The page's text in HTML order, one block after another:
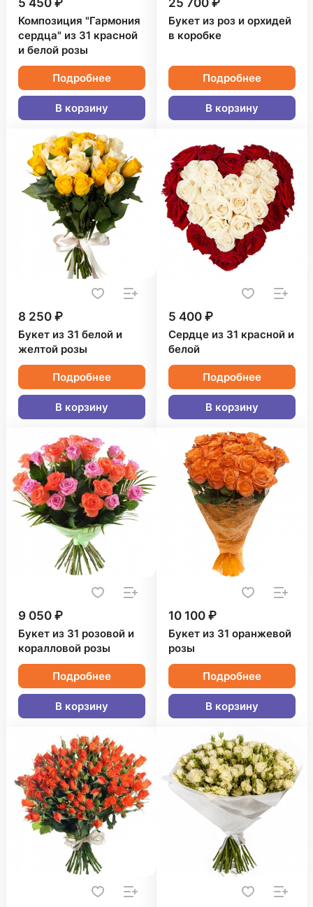
5 450 ₽
Композиция "Гармония
сердца" из 31 красной
и белой розы
Подробнее
В корзину
25 700 ₽
Букет из роз и орхидей
в коробке
Подробнее
В корзину
8 250 ₽
Букет из 31 белой и
желтой розы
Подробнее
В корзину
5 400 ₽
Сердце из 31 красной и
белой
Подробнее
В корзину
9 050 ₽
Букет из 31 розовой и
коралловой розы
Подробнее
В корзину
10 100 ₽
Букет из 31 оранжевой
розы
Подробнее
В корзину